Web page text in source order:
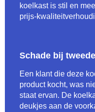
koelkast is stil en
prijs-
Schade bij
Een klant die deze
product kocht, was
staat ervan. De
deukjes aan de